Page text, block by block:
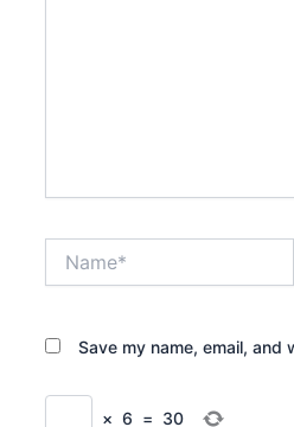
Save my name, email,
× 6 = 30